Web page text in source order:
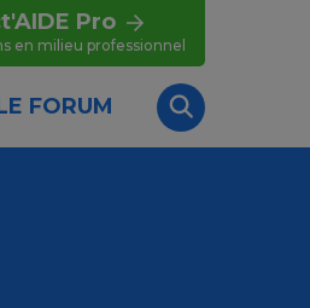
Pro
en milieu professionnel
FORUM
Recherche